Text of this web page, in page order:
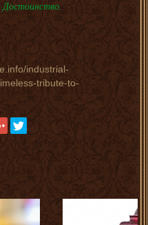
industrial-
tribute-to-